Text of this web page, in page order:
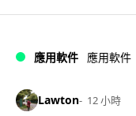
應用軟件 應用軟件
Lawton 12 小時